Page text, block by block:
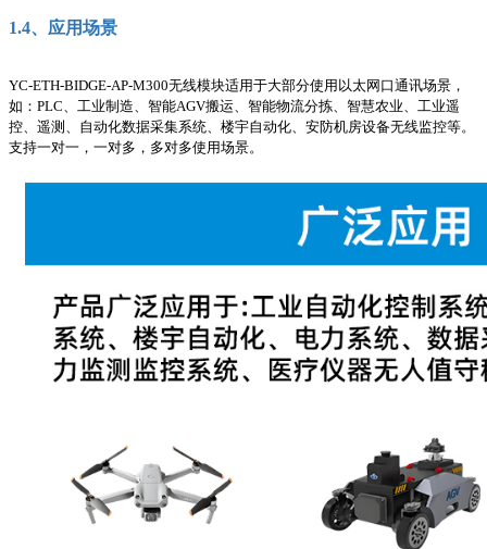
1.4、应用场景
YC-ETH-BIDGE-AP-M300无线模块适用于大部分使用 以太网口通讯场景，
如： PLC、 工业制造、 智能AGV搬运、智能物流分拣、 智慧农业、工业遥
控、遥测、自动化数据采集系统、楼宇自动化、安防机房设备无线监控等。
支持一对一，一对多，多对多使用场景。